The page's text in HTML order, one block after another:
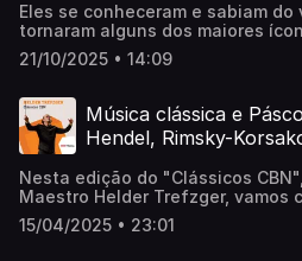
Eles se conheceram e sabiam do
tornaram alguns dos maiores
de todos os tempos. Nesta
o Maestro Helder Trefzger,
completa!
21/10/2025 • 14:09
Música clássica e
Hendel, Rimsky-
Nesta edição do "Clássicos
Maestro Helder Trefzger, vamos
obras inspiradas na Páscoa. De
até mesmo a Rimsky-Korsakov e
15/04/2025 • 23:01